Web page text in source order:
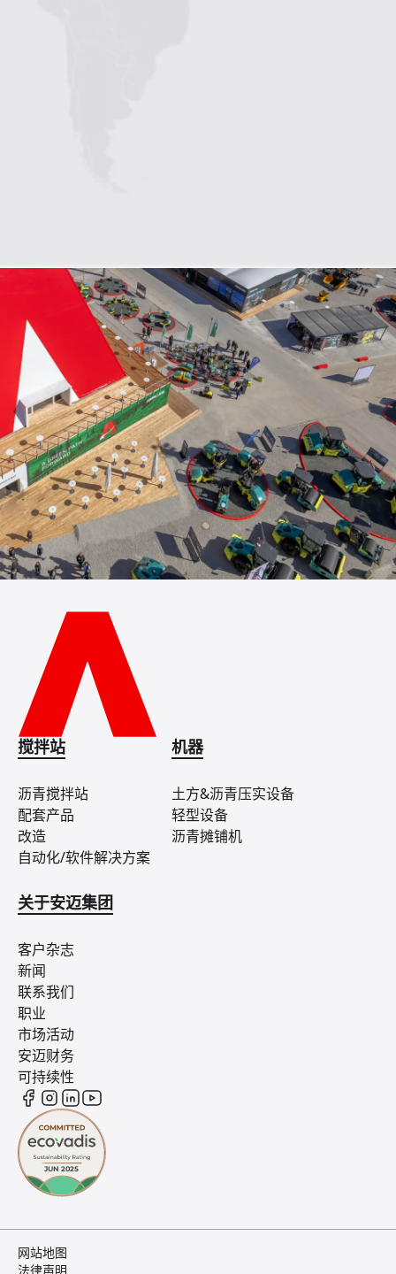
搅拌站
沥青搅拌站
配套产品
改造
自动化/软件解决方案
机器
土方&沥青压实设备
轻型设备
沥青摊铺机
关于安迈集团
客户杂志
新闻
联系我们
职业
市场活动
安迈财务
可持续性
网站地图
法律声明